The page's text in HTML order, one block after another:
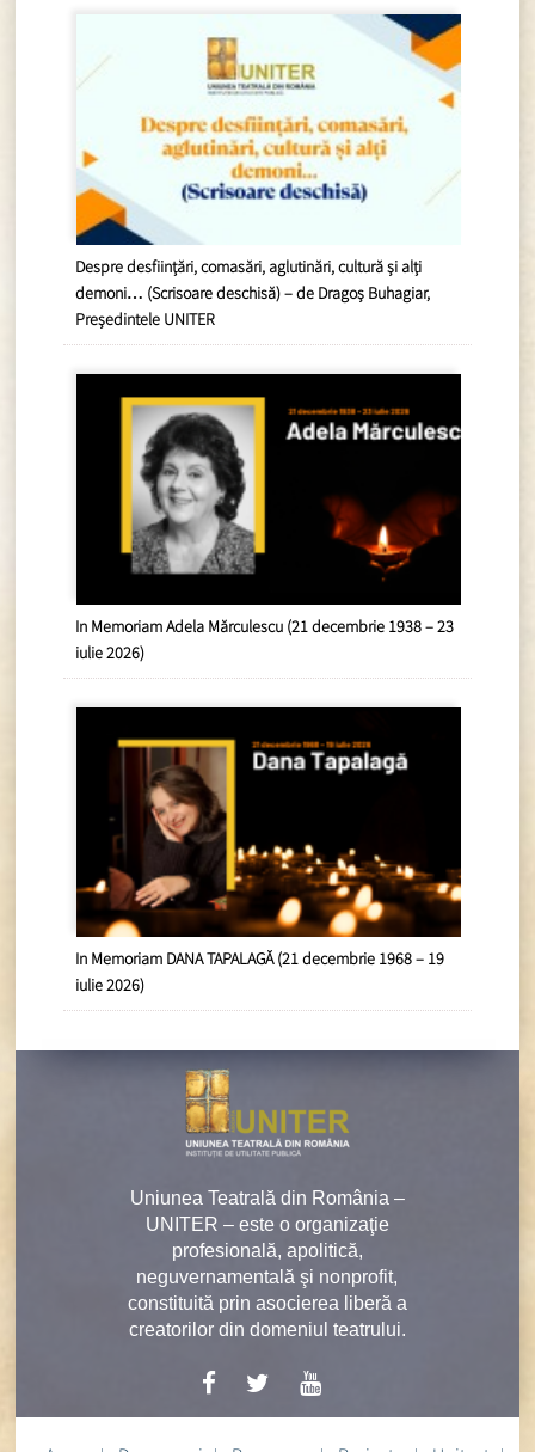
Despre desființări, comasări, aglutinări, cultură și alți
demoni… (Scrisoare deschisă) – de Dragoș Buhagiar,
Președintele UNITER
In Memoriam Adela Mărculescu (21 decembrie 1938 – 23
iulie 2026)
In Memoriam DANA TAPALAGĂ (21 decembrie 1968 – 19
iulie 2026)
Uniunea Teatrală din România –
UNITER – este o organizaţie
profesională, apolitică,
neguvernamentală şi nonprofit,
constituită prin asocierea liberă a
creatorilor din domeniul teatrului.